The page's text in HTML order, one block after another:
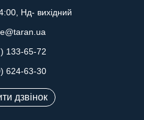
Нд- вихідний
133-65-72
624-63-30
дзвінок